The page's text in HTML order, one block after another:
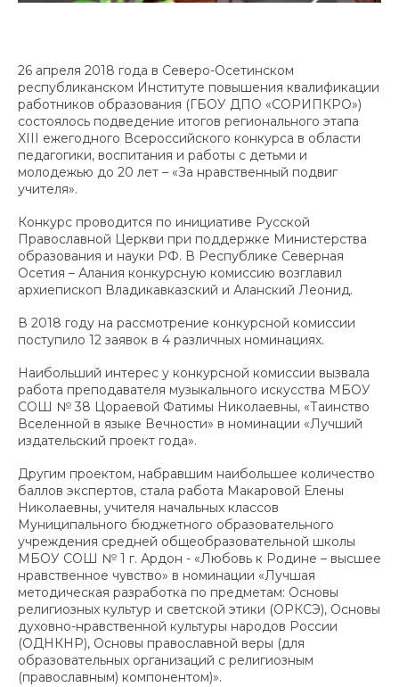
26 апреля 2018 года в Северо-Осетинском
республиканском Институте повышения квалификации
работников образования (ГБОУ ДПО «СОРИПКРО»)
состоялось подведение итогов регионального этапа
XIII ежегодного Всероссийского конкурса в области
педагогики, воспитания и работы с детьми и
молодежью до 20 лет – «За нравственный подвиг
учителя».
Конкурс проводится по инициативе Русской
Православной Церкви при поддержке Министерства
образования и науки РФ. В Республике Северная
Осетия – Алания конкурсную комиссию возглавил
архиепископ Владикавказский и Аланский Леонид.
В 2018 году на рассмотрение конкурсной комиссии
поступило 12 заявок в 4 различных номинациях.
Наибольший интерес у конкурсной комиссии вызвала
работа преподавателя музыкального искусства МБОУ
СОШ № 38 Цораевой Фатимы Николаевны, «Таинство
Вселенной в языке Вечности» в номинации «Лучший
издательский проект года».
Другим проектом, набравшим наибольшее количество
баллов экспертов, стала работа Макаровой Елены
Николаевны, учителя начальных классов
Муниципального бюджетного образовательного
учреждения средней общеобразовательной школы
МБОУ СОШ № 1 г. Ардон - «Любовь к Родине – высшее
нравственное чувство» в номинации «Лучшая
методическая разработка по предметам: Основы
религиозных культур и светской этики (ОРКСЭ), Основы
духовно-нравственной культуры народов России
(ОДНКНР), Основы православной веры (для
образовательных организаций с религиозным
(православным) компонентом)».